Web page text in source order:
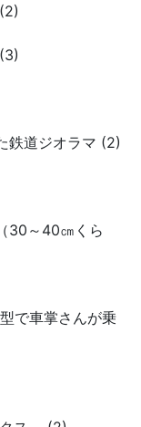
鉄道ジオラマ (2)
30～40㎝くら
で車掌さんが乗